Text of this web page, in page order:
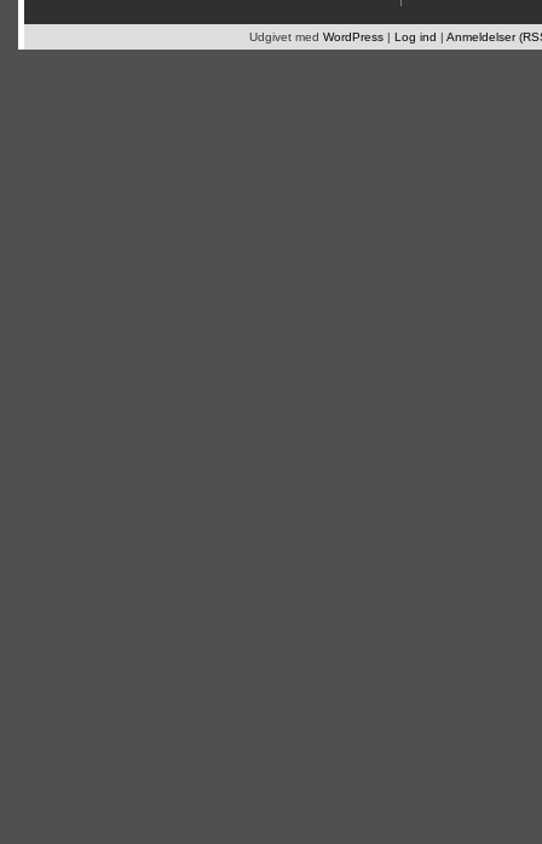
Udgivet med WordPress | Log ind | Anmeldelser